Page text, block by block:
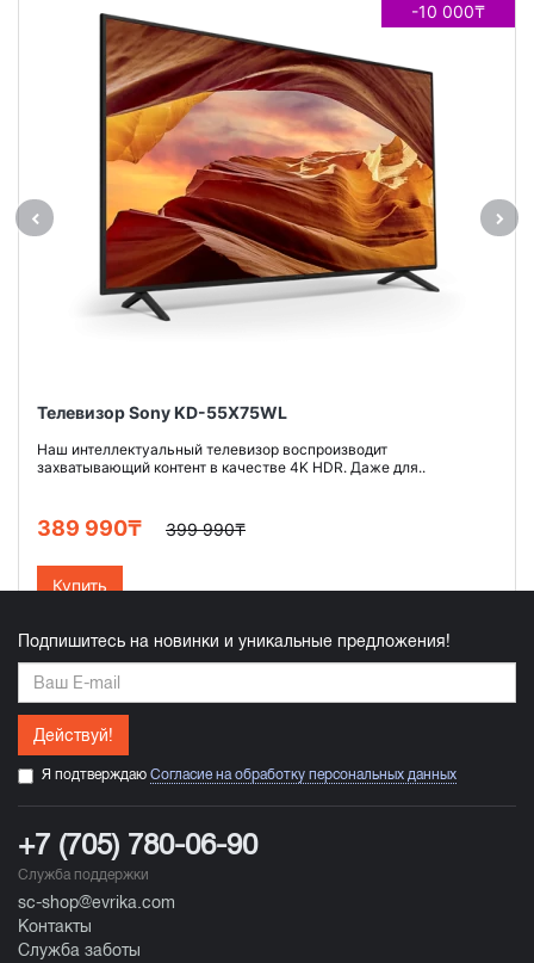
-10 000₸
Телевизор Sony KD-55X75WL
Наш интеллектуальный телевизор воспроизводит
захватывающий контент в качестве 4K HDR. Даже для..
389 990₸ 399 990₸
Купить
Подпишитесь на новинки и уникальные предложения!
Действуй!
Я подтверждаю Согласие на обработку персональных данных
+7 (705) 780-06-90
Служба поддержки
sc-shop@evrika.com
Контакты
Служба заботы